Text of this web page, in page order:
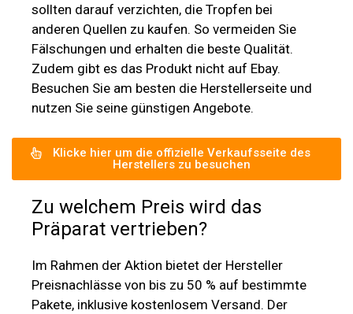
sollten darauf verzichten, die Tropfen bei
anderen Quellen zu kaufen. So vermeiden Sie
Fälschungen und erhalten die beste Qualität.
Zudem gibt es das Produkt nicht auf Ebay.
Besuchen Sie am besten die Herstellerseite und
nutzen Sie seine günstigen Angebote.
Klicke hier um die offizielle Verkaufsseite des
Herstellers zu besuchen
Zu welchem Preis wird das
Präparat vertrieben?
Im Rahmen der Aktion bietet der Hersteller
Preisnachlässe von bis zu 50 % auf bestimmte
Pakete, inklusive kostenlosem Versand. Der